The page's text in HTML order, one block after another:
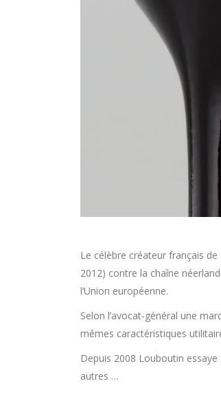
Le célèbre créateur français
2012) contre la chaîne
l’Union européenne.
Selon l’avocat-général une
mêmes caractéristiques
Depuis 2008 Louboutin
autres …